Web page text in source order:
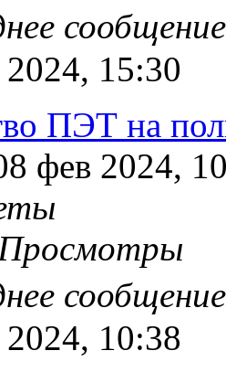
15:30
ПЭТ на
фев 2024,
10:38